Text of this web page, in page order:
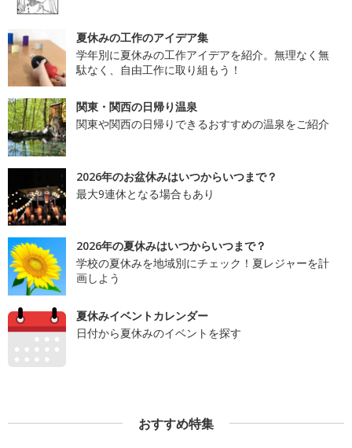
夏休みの工作のアイデア集
学年別に夏休みの工作アイデアを紹介。無理なく無
駄なく、自由工作に取り組もう！
関東・関西の日帰り温泉
関東や関西の日帰りできるおすすめの温泉をご紹介
2026年のお盆休みはいつからいつまで？
最大9連休となる場合もあり
2026年の夏休みはいつからいつまで？
学校の夏休みを地域別にチェック！夏レジャーを計
画しよう
夏休みイベントカレンダー
日付から夏休みのイベントを探す
おすすめ特集